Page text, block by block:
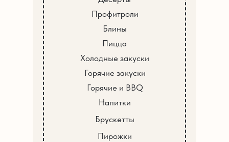
Профитроли
Блины
Пицца
Холодные закуски
Горячие закуски
Горячие и BBQ
Напитки
Брускетты
Пирожки